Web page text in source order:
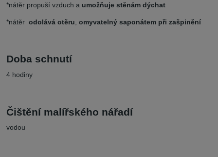
*nátěr propuší vzduch a umožňuje stěnám dýchat
*nátěrodolává otěru ,omyvatelný saponátem při zašpinění
Doba schnutí
4 hodiny
Čištění malířského nářadí
vodou